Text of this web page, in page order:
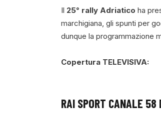
Il 25° rally Adriatico ha
marchigiana, gli spunti per
dunque la programmazione
Copertura TELEVISIVA:
RAI SPORT CANALE 58